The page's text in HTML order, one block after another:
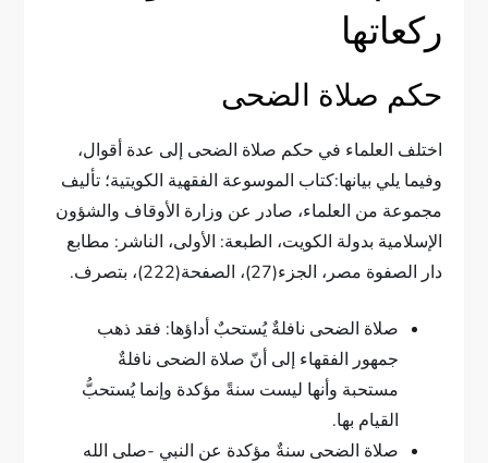
ركعاتها
حكم صلاة الضحى
اختلف العلماء في حكم صلاة الضحى إلى عدة أقوال،
وفيما يلي بيانها:كتاب الموسوعة الفقهية الكويتية؛ تأليف
مجموعة من العلماء، صادر عن وزارة الأوقاف والشؤون
الإسلامية بدولة الكويت، الطبعة: الأولى، الناشر: مطابع
دار الصفوة مصر، الجزء(27)، الصفحة(222)، بتصرف.
صلاة الضحى نافلةٌ يُستحبٌ أداؤها: فقد ذهب
جمهور الفقهاء إلى أنّ صلاة الضحى نافلةٌ
مستحبة وأنها ليست سنةً مؤكدة وإنما يُستحبُّ
القيام بها.
صلاة الضحى سنةٌ مؤكدة عن النبي -صلى الله